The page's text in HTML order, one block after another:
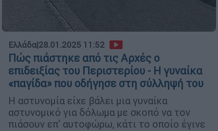
Ελλάδα|28.01.2025 11:52
Πώς πιάστηκε από τις Αρχές ο
επιδειξίας του Περιστερίου - Η γυναίκα
«παγίδα» που οδήγησε στη σύλληψή του
Η αστυνομία είχε βάλει μια γυναίκα
αστυνομικό για δόλωμα με σκοπό να τον
πιάσουν επ' αυτοφώρω, κάτι το οποίο έγινε